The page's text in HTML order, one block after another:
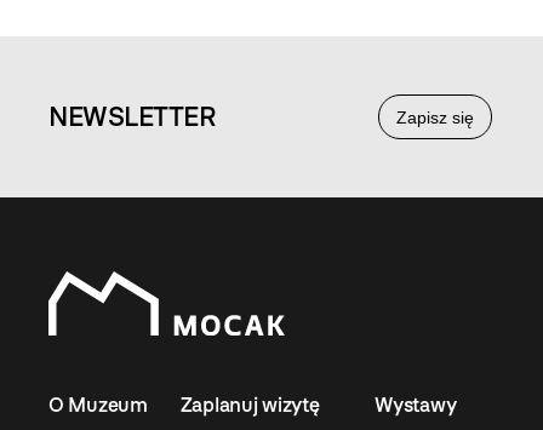
Zapisz się
NEWSLETTER
O Muzeum Zaplanuj wizytę Wystawy